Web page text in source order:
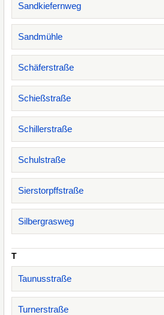
Sandkiefernweg
Sandmühle
Schäferstraße
Schießstraße
Schillerstraße
Schulstraße
Sierstorpffstraße
Silbergrasweg
T
Taunusstraße
Turnerstraße